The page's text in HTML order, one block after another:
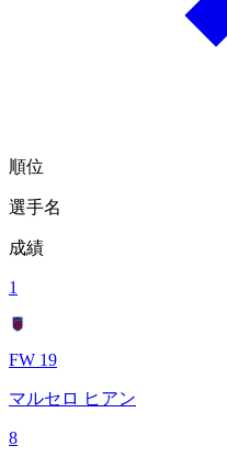
順位
選手名
成績
1
FW 19
マルセロ ヒアン
8